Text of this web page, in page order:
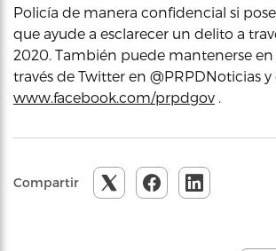
Policía de manera confidencial si
que ayude a esclarecer un delito a
2020. También puede mantenerse
través de Twitter en @PRPDNoticias
www.facebook.com/prpdgov .
Compartir